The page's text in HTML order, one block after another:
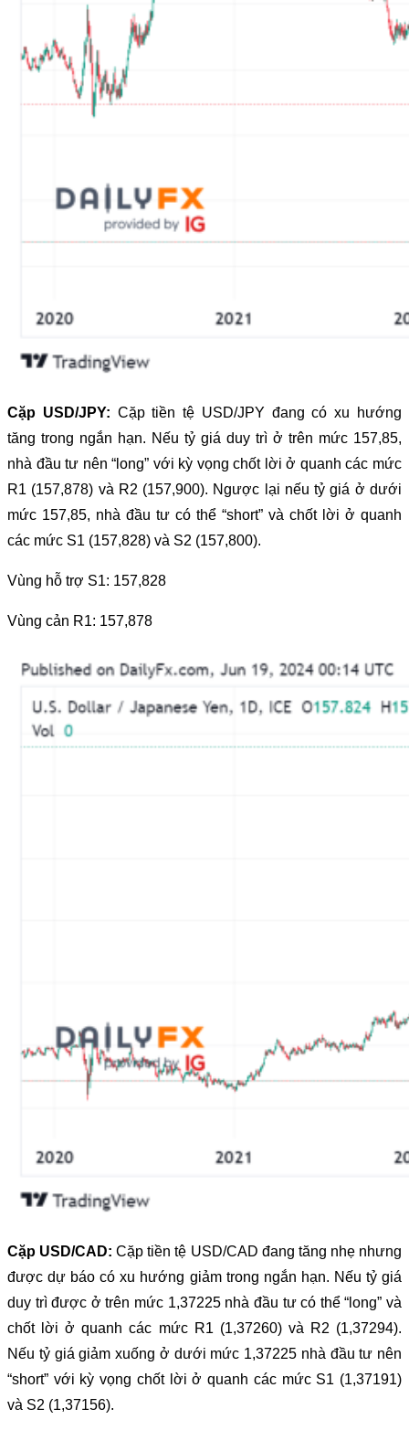
Cặp USD/JPY: Cặp tiền tệ USD/JPY đang có xu hướng
tăng trong ngắn hạn. Nếu tỷ giá duy trì ở trên mức 157,85,
nhà đầu tư nên “long” với kỳ vọng chốt lời ở quanh các mức
R1 (157,878) và R2 (157,900). Ngược lại nếu tỷ giá ở dưới
mức 157,85, nhà đầu tư có thể “short” và chốt lời ở quanh
các mức S1 (157,828) và S2 (157,800).
Vùng hỗ trợ S1: 157,828
Vùng cản R1: 157,878
Cặp USD/CAD:Cặp tiền tệ USD/CAD đang tăng nhẹ nhưng
được dự báo có xu hướng giảm trong ngắn hạn. Nếu tỷ giá
duy trì được ở trên mức 1,37225 nhà đầu tư có thể “long” và
chốt lời ở quanh các mức R1 (1,37260) và R2 (1,37294).
Nếu tỷ giá giảm xuống ở dưới mức 1,37225 nhà đầu tư nên
“short” với kỳ vọng chốt lời ở quanh các mức S1 (1,37191)
và S2 (1,37156).